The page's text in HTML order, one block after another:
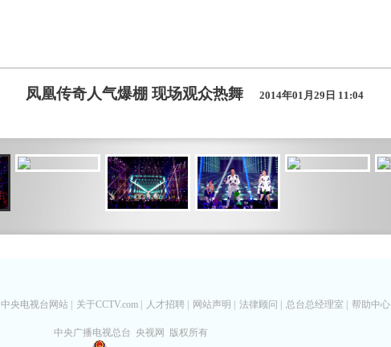
凤凰传奇人气爆棚 现场观众热舞 2014年01月29日 11:04
中央电视台网站 关于CCTV.com 人才招聘 网站声明 法律顾问 总台总经理室 帮助中心
中央广播电视总台 央视网 版权所有